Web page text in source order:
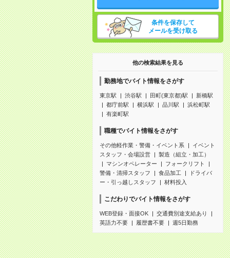
条件を保存して
メールを受け取る
他の検索結果を見る
勤務地でバイト情報をさがす
東京駅 渋谷駅 田町(東京都)駅
新橋駅
都庁前駅
横浜駅 品川駅
浜松町駅
有楽町駅
職種でバイト情報をさがす
その他軽作業・警備・イベント系
イベント
スタッフ・会場設営
製造（組立・加工）
マシンオペレーター
フォークリフト
警備・清掃スタッフ
食品加工
ドライバ
ー・引っ越しスタッフ
材料投入
こだわりでバイト情報をさがす
WEB登録・面接OK
交通費別途支給あり
英語力不要
履歴書不要 週5日勤務